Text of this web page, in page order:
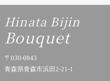
Hinata Bijin
Bouquet
〒030-0843
青森県青森市浜田2-21-1